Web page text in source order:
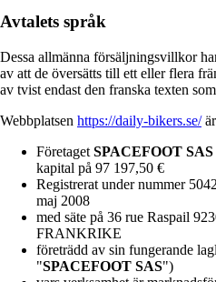
Avtalets språk
Dessa allmänna försäljningsvillkor
av att de översätts till ett eller flera
av tvist endast den franska texten
Webbplatsen https://daily-bikers.se/är
Företaget SPACEFOOT SAS
kapital på 97 197,50 €
Registrerat under nummer
maj 2008
med säte på 36 rue Raspail
FRANKRIKE
företrädd av sin fungerande
"SPACEFOOT SAS")